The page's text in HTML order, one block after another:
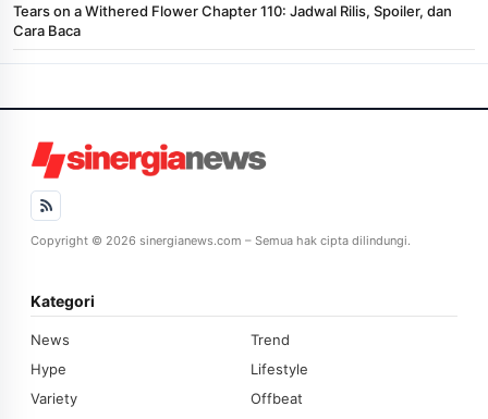
Tears on a Withered Flower Chapter 110: Jadwal Rilis, Spoiler, dan
Cara Baca
Copyright © 2026 sinergianews.com – Semua hak cipta dilindungi.
Kategori
News
Trend
Hype
Lifestyle
Variety
Offbeat